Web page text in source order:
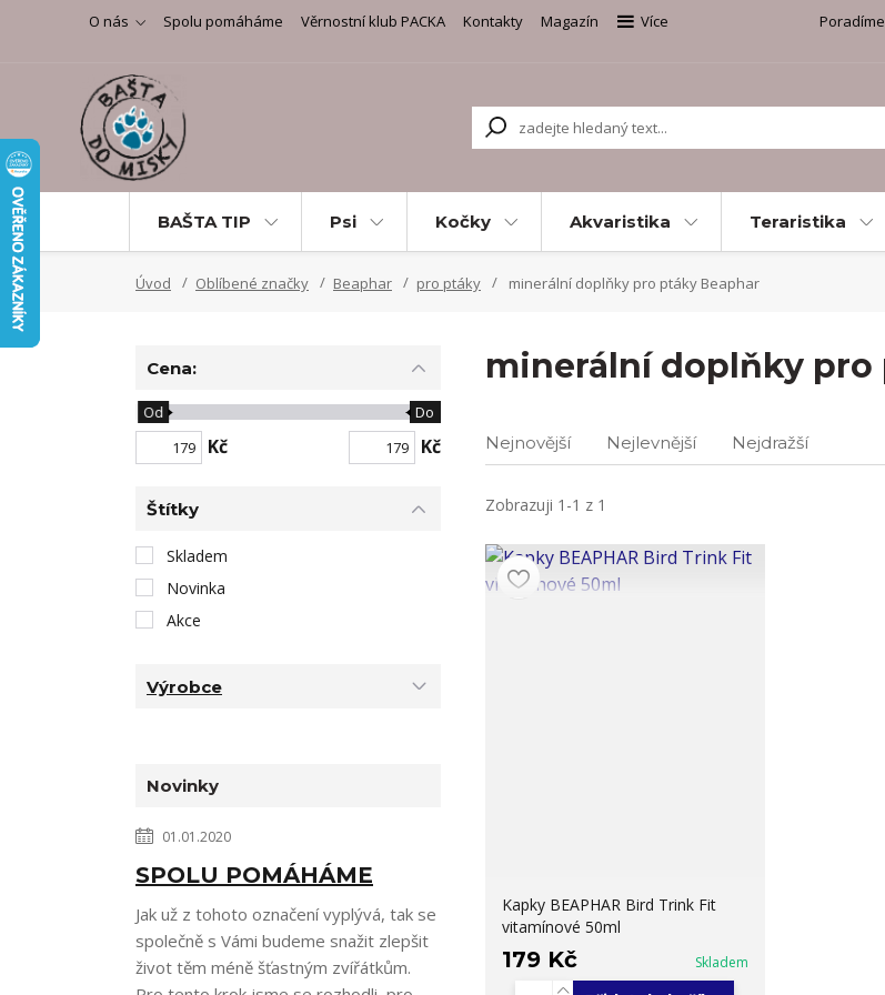
O nás Spolu pomáháme Věrnostní klub PACKA Kontakty Magazín
Více
BAŠTA TIP Psi Kočky Akvaristika Teraristika
Úvod Oblíbené značky Beaphar pro ptáky minerální doplňky pro ptáky Beaphar
minerální doplňky pro
Nejnovější Nejlevnější Nejdražší
Zobrazuji 1-1 z 1
Kapky BEAPHAR Bird Trink Fit
vitamínové 50ml
179 Kč Skladem
Cena:
Kč
Od Do
Kč
Štítky
Skladem
Novinka
Akce
Výrobce
Novinky
01.01.2020
SPOLU POMÁHÁME
Jak už z tohoto označení vyplývá, tak se
společně s Vámi budeme snažit zlepšit
život těm méně šťastným zvířátkům.